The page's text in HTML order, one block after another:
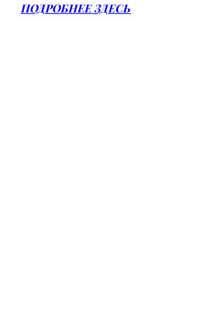
ПОДРОБНЕЕ ЗДЕСЬ